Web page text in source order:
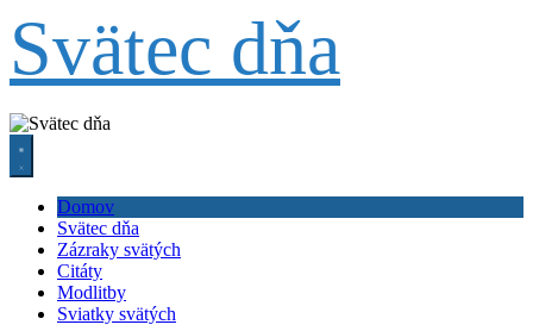
Svätec dňa
Domov
Svätec dňa
Zázraky svätých
Citáty
Modlitby
Sviatky svätých